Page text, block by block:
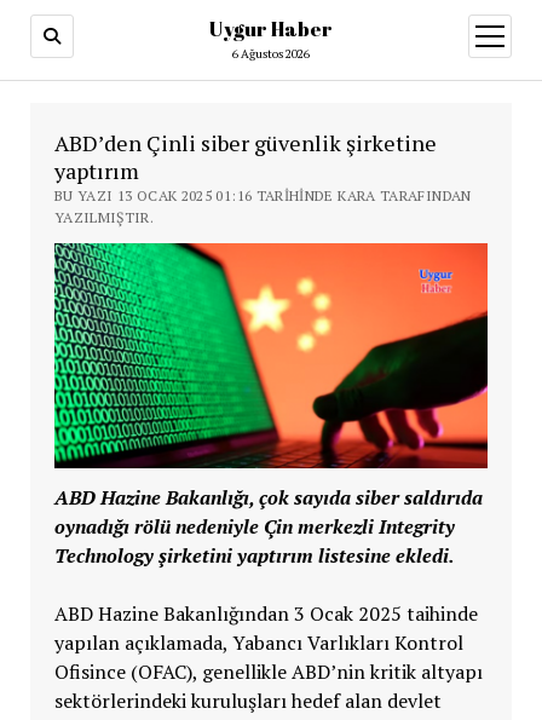
Uygur Haber
6 Ağustos 2026
aç
ABD’den Çinli siber güvenlik şirketine
yaptırım
BU YAZI 13 OCAK 2025 01:16 TARIHINDE KARA TARAFINDAN
YAZILMIŞTIR.
ABD Hazine Bakanlığı, çok sayıda siber saldırıda
oynadığı rölü nedeniyle Çin merkezli Integrity
Technology şirketini yaptırım listesine ekledi.
ABD Hazine Bakanlığından 3 Ocak 2025 taihinde
yapılan açıklamada, Yabancı Varlıkları Kontrol
Ofisince (OFAC), genellikle ABD’nin kritik altyapı
sektörlerindeki kuruluşları hedef alan devlet